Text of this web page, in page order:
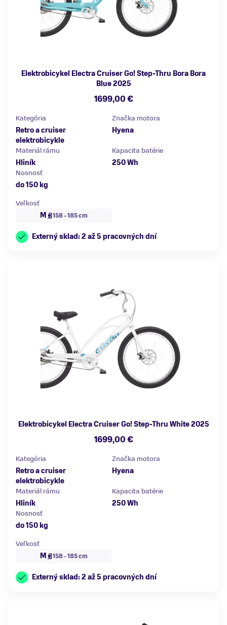
Elektrobicykel Electra Cruiser Go! Step-Thru Bora Bora
Blue 2025
1699,00 €
Kategória
Retro a cruiser
elektrobicykle
Značka motora
Hyena
Materiál rámu
Hliník
Kapacita batérie
250 Wh
Nosnosť
do 150 kg
Veľkosť
M
158 - 185 cm
Externý sklad: 2 až 5 pracovných dní
Elektrobicykel Electra Cruiser Go! Step-Thru White 2025
1699,00 €
Kategória
Retro a cruiser
elektrobicykle
Značka motora
Hyena
Materiál rámu
Hliník
Kapacita batérie
250 Wh
Nosnosť
do 150 kg
Veľkosť
M
158 - 185 cm
Externý sklad: 2 až 5 pracovných dní